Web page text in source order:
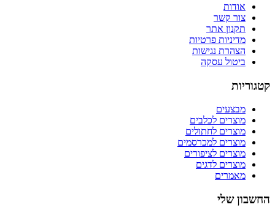
אודות
צור קשר
תקנון אתר
מדיניות פרטיות
הצהרת נגישות
ביטול עסקה
קטגוריות
מבצעים
מוצרים לכלבים
מוצרים לחתולים
מוצרים למכרסמים
מוצרים לציפורים
מוצרים לדגים
מאמרים
החשבון שלי